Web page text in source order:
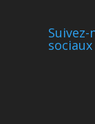
sociaux